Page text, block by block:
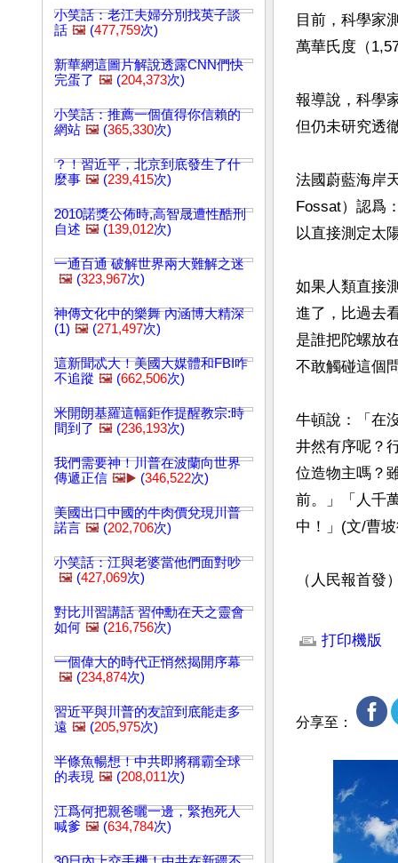
小笑話：老江夫婦分別找英子談
話 🖼️ (477,759次)
新華網這圖片解說透露CNN們快
完蛋了 🖼️ (204,373次)
小笑話：推薦一個值得你信賴的
網站 🖼️ (365,330次)
？！習近平，北京到底發生了什
麼事 🖼️ (239,415次)
2010諾獎公佈時,高智晟遭性酷刑
自述 🖼️ (139,012次)
一通百通 破解世界兩大難解之迷
🖼️ (323,967次)
神傳文化中的樂舞 內涵博大精深
(1) 🖼️ (271,497次)
這新聞忒大！美國大媒體和FBI咋
不追蹤 🖼️ (662,506次)
米開朗基羅這幅鉅作提醒教宗:時
間到了 🖼️ (236,193次)
我們需要神！川普在波蘭向世界
傳遞正信 🖼️▶️ (346,522次)
美國出口中國的牛肉價兌現川普
諾言 🖼️ (202,706次)
小笑話：江與老婆當他們面對吵
🖼️ (427,069次)
對比川習講話 習仲勳在天之靈會
如何 🖼️ (216,756次)
一個偉大的時代正悄然揭開序幕
🖼️ (234,874次)
習近平與川普的友誼到底能走多
遠 🖼️ (205,975次)
半條魚暢想！中共即將稱霸全球
的表現 🖼️ (208,011次)
江爲何把親爸曬一邊，緊抱死人
喊爹 🖼️ (634,784次)
目前，科學家
萬華氏度（
報導說，科學
但仍未研究透
法國蔚藍海岸
Fossat）認爲
以直接測定太
如果人類直接
進了，比過去
是誰把陀螺放
不敢觸碰這個
牛頓說：「在
井然有序呢？
位造物主嗎？
前。」「人千
中！」(文/曹
（人民報首發
打印機版
分享至：